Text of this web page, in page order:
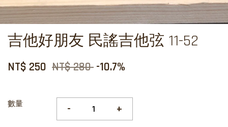
吉他好朋友 民謠吉他弦 11-52
NT$ 250 NT$ 280 -10.7%
數量 - +